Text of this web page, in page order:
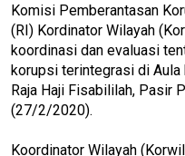
Komisi Pemberantasan
(RI) Kordinator Wilayah
koordinasi dan evaluasi
korupsi terintegrasi di Aula
Raja Haji Fisabililah, Pasir
(27/2/2020).
Koordinator Wilayah